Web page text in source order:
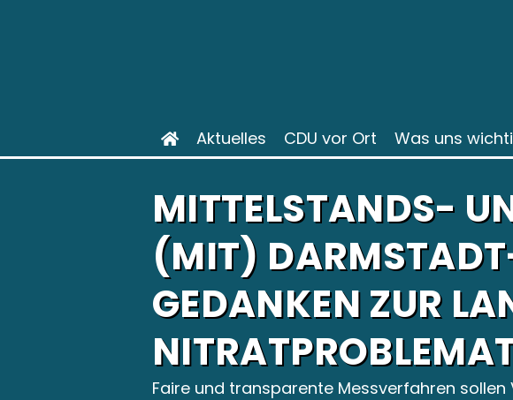
Aktuelles CDU vor Ort Was uns
MITTELSTANDS-
(MIT)
GEDANKEN ZUR
Faire und transparente Messverfahren